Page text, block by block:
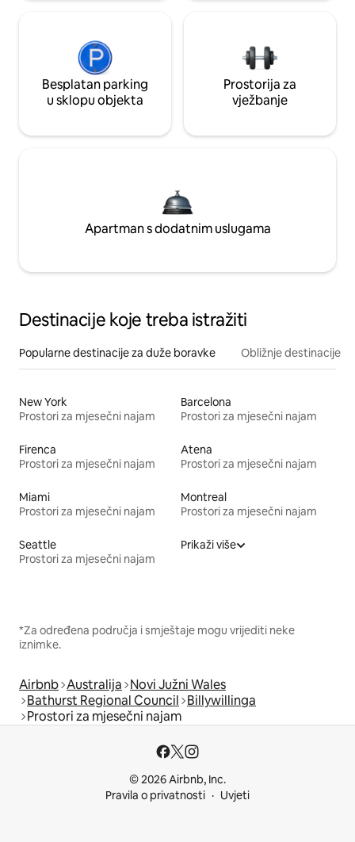
Besplatan parking
u sklopu objekta
Prostorija za
vježbanje
Apartman s dodatnim uslugama
Destinacije koje treba istražiti
Popularne destinacije za duže boravke Obližnje destinacije
New York
Prostori za mjesečni najam
Barcelona
Prostori za mjesečni najam
Firenca
Prostori za mjesečni najam
Atena
Prostori za mjesečni najam
Miami
Prostori za mjesečni najam
Montreal
Prostori za mjesečni najam
Seattle
Prostori za mjesečni najam
Prikaži više
*Za određena područja i smještaje mogu vrijediti neke
iznimke.
Airbnb Australija Novi Južni Wales
Bathurst Regional Council Billywillinga
Prostori za mjesečni najam
© 2026 Airbnb, Inc.
Pravila o privatnosti
Uvjeti